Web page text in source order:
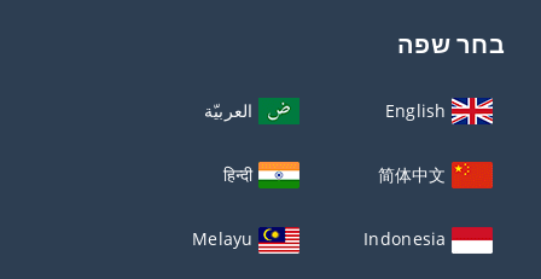
בחר שפה
English العربيّة
简体中文
हिन्दी
Indonesia
Melayu